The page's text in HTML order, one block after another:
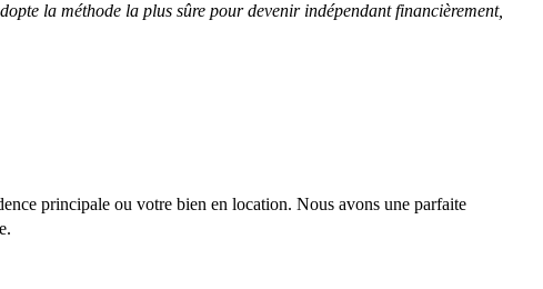
la méthode la plus sûre pour devenir indépendant financièrement,
principale ou votre bien en location. Nous avons une parfaite